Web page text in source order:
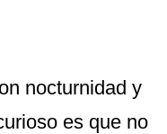
nocturnidad y
es que no